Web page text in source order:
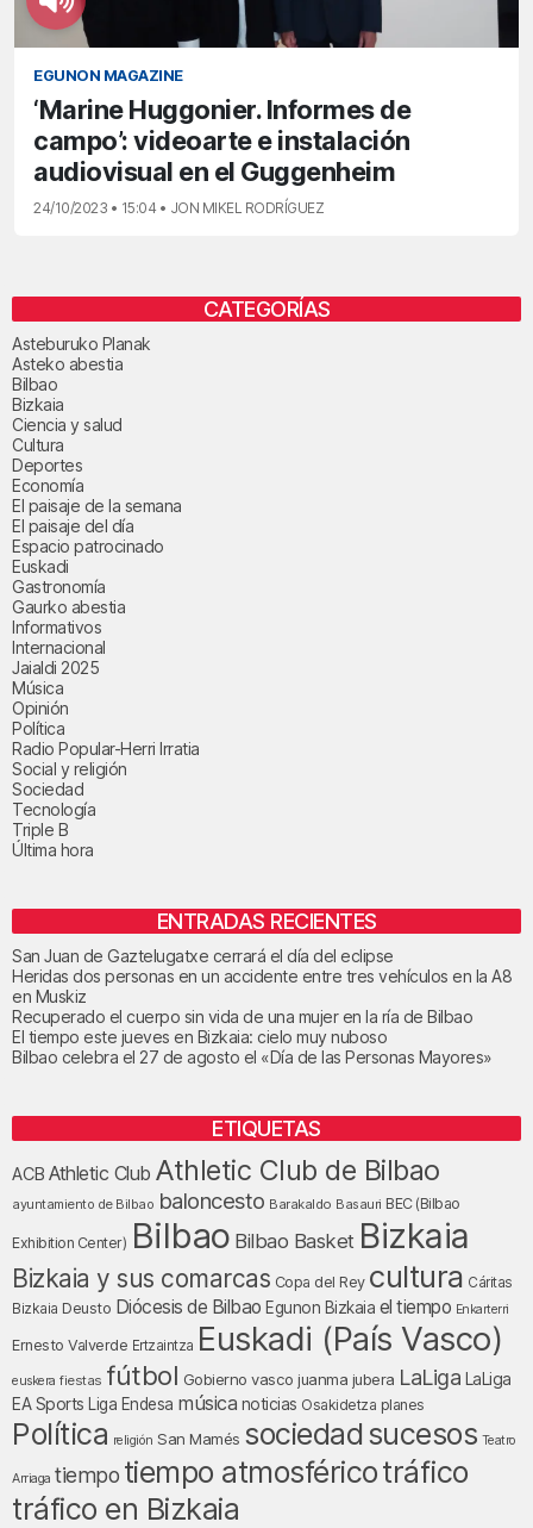
EGUNON MAGAZINE
‘Marine Huggonier. Informes de
campo’: videoarte e instalación
audiovisual en el Guggenheim
24/10/2023 • 15:04 • JON MIKEL RODRÍGUEZ
CATEGORÍAS
Asteburuko Planak
Asteko abestia
Bilbao
Bizkaia
Ciencia y salud
Cultura
Deportes
Economía
El paisaje de la semana
El paisaje del día
Espacio patrocinado
Euskadi
Gastronomía
Gaurko abestia
Informativos
Internacional
Jaialdi 2025
Música
Opinión
Política
Radio Popular-Herri Irratia
Social y religión
Sociedad
Tecnología
Triple B
Última hora
ENTRADAS RECIENTES
San Juan de Gaztelugatxe cerrará el día del eclipse
Heridas dos personas en un accidente entre tres vehículos en la A8
en Muskiz
Recuperado el cuerpo sin vida de una mujer en la ría de Bilbao
El tiempo este jueves en Bizkaia: cielo muy nuboso
Bilbao celebra el 27 de agosto el «Día de las Personas Mayores»
ETIQUETAS
ACB Athletic Club Athletic Club de Bilbao
ayuntamiento de Bilbao baloncesto Barakaldo Basauri BEC (Bilbao
Exhibition Center) Bilbao Bilbao Basket Bizkaia
Bizkaia y sus comarcas Copa del Rey cultura Cáritas
Bizkaia Deusto Diócesis de Bilbao Egunon Bizkaia el tiempo Enkarterri
Ernesto Valverde Ertzaintza Euskadi (País Vasco)
euskera fiestas fútbol Gobierno vasco juanma jubera LaLiga LaLiga
EA Sports
Liga Endesa música noticias Osakidetza planes
Política religión San Mamés sociedad sucesos Teatro
Arriaga tiempo tiempo atmosféricotráfico
tráfico en Bizkaia